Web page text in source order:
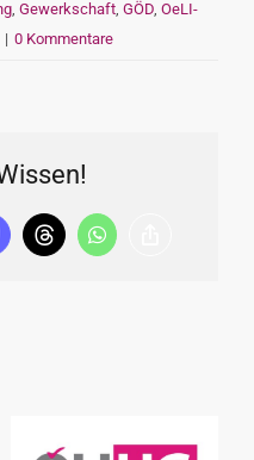
Gewerkschaft GÖD OeLI-
| 0 Kommentare
ThreadsWhatsApp